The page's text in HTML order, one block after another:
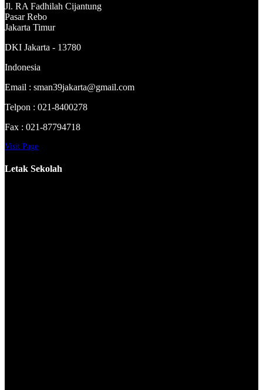
Jl. RA Fadhilah Cijantung
Pasar Rebo
Jakarta Timur
DKI Jakarta - 13780
Indonesia
Email : sman39jakarta@gmail.com
Telpon : 021-8400278
Fax : 021-87794718
Visit Page
Letak Sekolah